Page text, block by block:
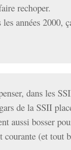
rechoper.
les années 2000,
dans les
de la SSII
aussi bosser
courante (et tout